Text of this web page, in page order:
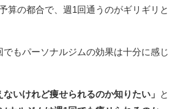
算の都合で、週1回通うのがギリギリと
もパーソナルジムの効果は十分に感じ
ないけれど痩せられるのか知りたい」
と